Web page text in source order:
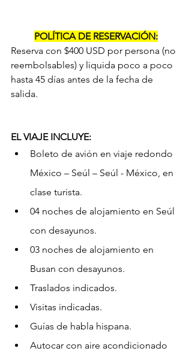
POLÍTICA DE RESERVACIÓN:
Reserva con $400 USD por persona (no
reembolsables) y liquida poco a poco
hasta 45 días antes de la fecha de
salida.
EL VIAJE INCLUYE:
Boleto de avión en viaje redondo
México – Seúl – Seúl - México, en
clase turista.
04 noches de alojamiento en Seúl
con desayunos.
03 noches de alojamiento en
Busan con desayunos.
Traslados indicados.
Visitas indicadas.
Guías de habla hispana.
Autocar con aire acondicionado